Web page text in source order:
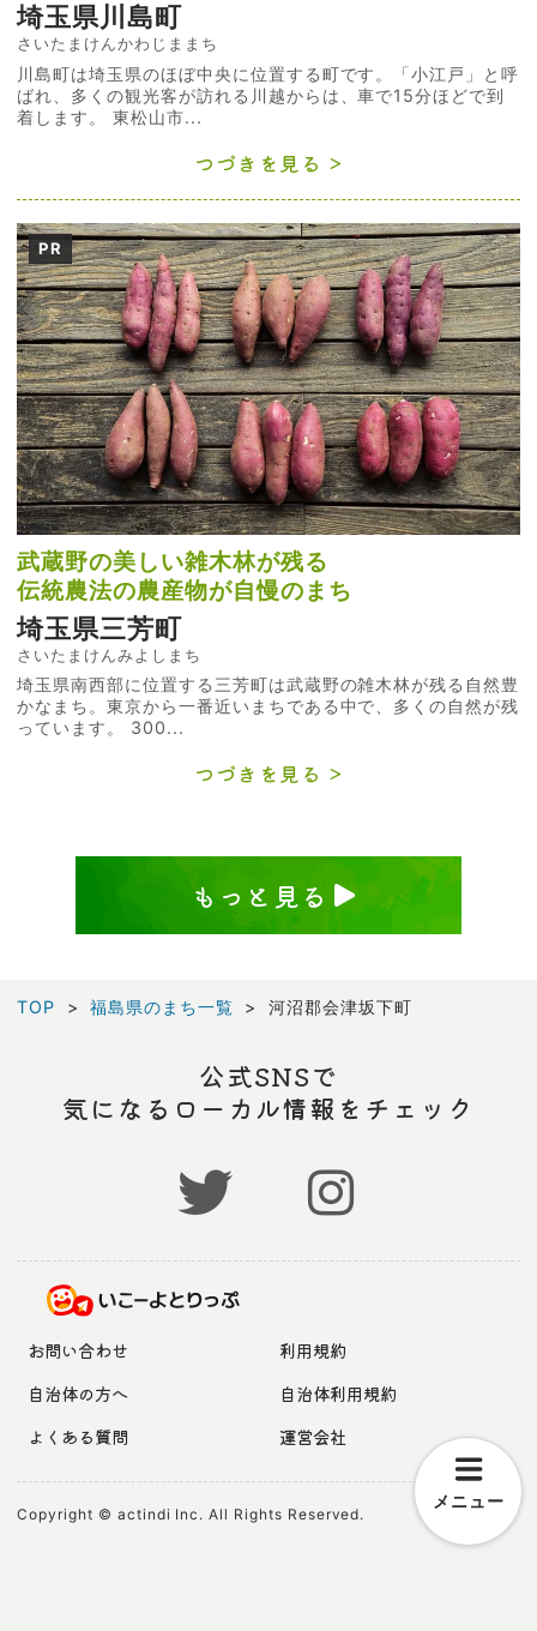
埼玉県川島町
さいたまけんかわじままち
川島町は埼玉県のほぼ中央に位置する町です。「小江戸」と呼
ばれ、多くの観光客が訪れる川越からは、車で15分ほどで到
着します。 東松山市...
つづきを見る
PR
武蔵野の美しい雑木林が残る
伝統農法の農産物が自慢のまち
埼玉県三芳町
さいたまけんみよしまち
埼玉県南西部に位置する三芳町は武蔵野の雑木林が残る自然豊
かなまち。東京から一番近いまちである中で、多くの自然が残
っています。 300...
つづきを見る
もっと見る
TOP 福島県のまち一覧 河沼郡会津坂下町
メニュー
公式SNSで
気になるローカル情報をチェック
お問い合わせ
利用規約
自治体の方へ
自治体利用規約
よくある質問
運営会社
Copyright © actindi Inc. All Rights Reserved.